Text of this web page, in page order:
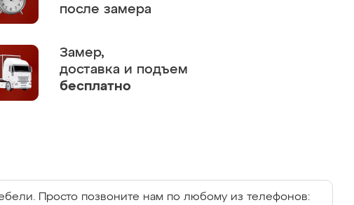
после замера
Замер,
доставка и подъем
бесплатно
Просто позвоните нам по любому из телефонов: